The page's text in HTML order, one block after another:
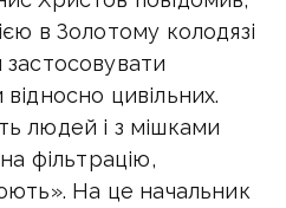
в Золотому колодязі
цивільних.
людей і з мішками
фільтрацію,
На це начальник